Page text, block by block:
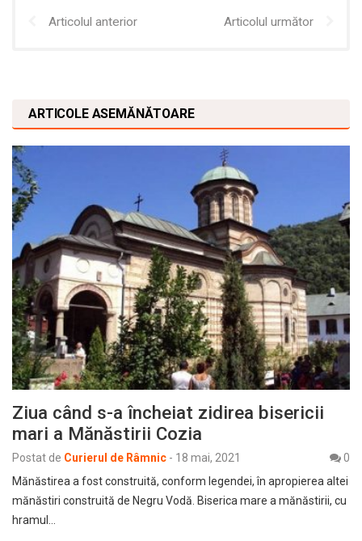
Articolul anterior Articolul următor
ARTICOLE ASEMĂNĂTOARE
Ziua când s-a încheiat zidirea bisericii
mari a Mănăstirii Cozia
Postat de Curierul de Râmnic - 18 mai, 2021
0
Mănăstirea a fost construită, conform legendei, în apropierea altei
mănăstiri construită de Negru Vodă. Biserica mare a mănăstirii, cu
hramul…